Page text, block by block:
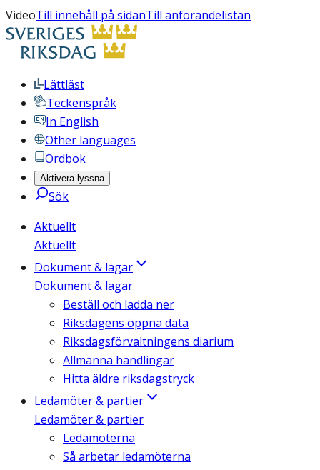
VideoTill innehåll på sidanTill anförandelistan
Lättläst
Teckenspråk
In English
Other languages
Ordbok
Aktivera lyssna
Sök
Aktuellt
Aktuellt
Dokument & lagar
Dokument & lagar
Beställ och ladda ner
Riksdagens öppna data
Riksdagsförvaltningens diarium
Allmänna handlingar
Hitta äldre riksdagstryck
Ledamöter & partier
Ledamöter & partier
Ledamöterna
Så arbetar ledamöterna